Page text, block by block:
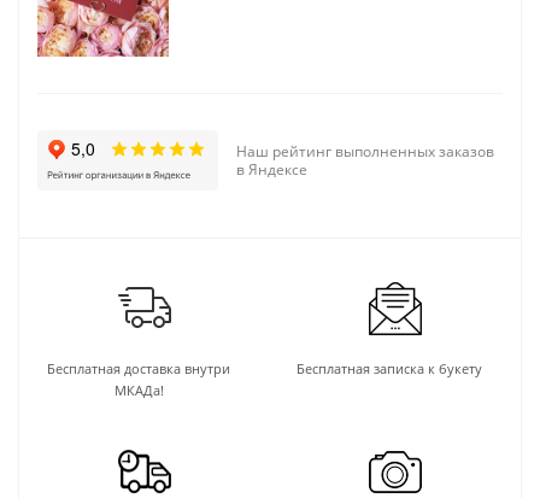
Наш рейтинг выполненных заказов
в Яндексе
Бесплатная доставка внутри
МКАДа!
Бесплатная записка к букету